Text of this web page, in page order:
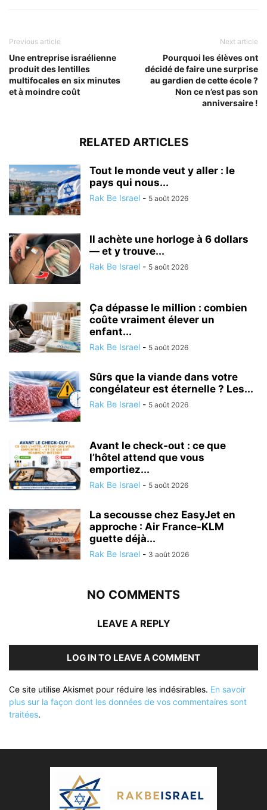
Previous article
Une entreprise israélienne
produit des lentilles
multifocales en six minutes
et à moindre coût
Next article
Pourquoi les élèves ont
décidé de faire une surprise
au gardien de cette école ?
Non ce n’est pas son
anniversaire !
RELATED ARTICLES
Tout le monde veut y aller : le
pays qui nous...
Rak Be Israel - 5 août 2026
Il achète une horloge à 6 dollars
— et y trouve...
Rak Be Israel - 5 août 2026
Ça dépasse le million : combien
coûte vraiment élever un
enfant...
Rak Be Israel - 5 août 2026
Sûrs que la viande dans votre
congélateur est éternelle ? Les...
Rak Be Israel - 5 août 2026
Avant le check-out : ce que
l’hôtel attend que vous
emportiez...
Rak Be Israel - 5 août 2026
La secousse chez EasyJet en
approche : Air France-KLM
guette déjà...
Rak Be Israel - 3 août 2026
NO COMMENTS
LEAVE A REPLY
LOG IN TO LEAVE A COMMENT
Ce site utilise Akismet pour réduire les indésirables. En savoir
plus sur la façon dont les données de vos commentaires sont
traitées.